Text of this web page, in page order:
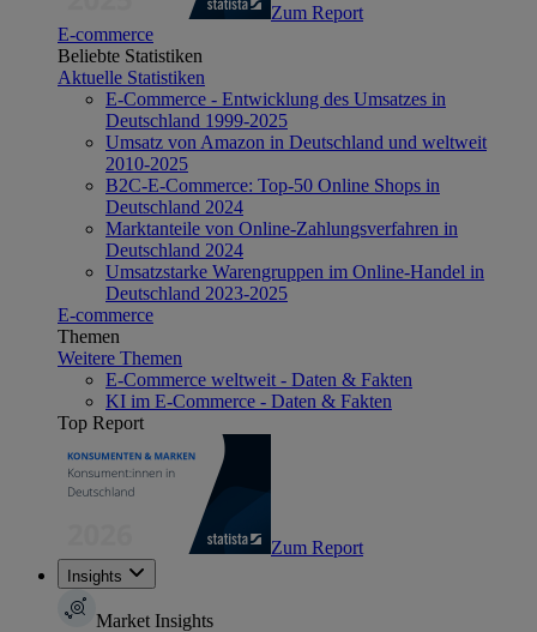
Zum Report
E-commerce
Beliebte Statistiken
Aktuelle Statistiken
E-Commerce - Entwicklung des Umsatzes in
Deutschland 1999-2025
Umsatz von Amazon in Deutschland und weltweit
2010-2025
B2C-E-Commerce: Top-50 Online Shops in
Deutschland 2024
Marktanteile von Online-Zahlungsverfahren in
Deutschland 2024
Umsatzstarke Warengruppen im Online-Handel in
Deutschland 2023-2025
E-commerce
Themen
Weitere Themen
E-Commerce weltweit - Daten & Fakten
KI im E-Commerce - Daten & Fakten
Top Report
Zum Report
Insights
Market Insights